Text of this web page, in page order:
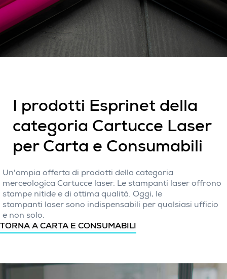
I prodotti Esprinet della
categoria Cartucce Laser
per Carta e Consumabili
Un'ampia offerta di prodotti della categoria
merceologica Cartucce laser. Le stampanti laser offrono
stampe nitide e di ottima qualità. Oggi, le
stampanti laser sono indispensabili per qualsiasi ufficio
e non solo.
TORNA A CARTA E CONSUMABILI